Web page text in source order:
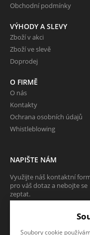
Obchodní podmínky
VÝHODY A SLEVY
Zboží v akci
Zboží ve slevě
Doprodej
O FIRMĚ
O nás
Kontakty
Ochrana osobních údajů
Whistleblowing
NAPIŠTE NÁM
Využijte náš kontaktní
pro váš dotaz a nebojte se
zeptat.
Soubory cookie